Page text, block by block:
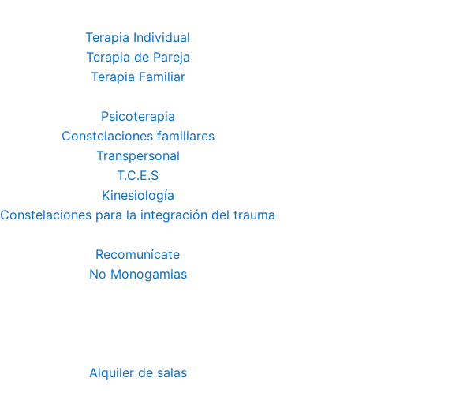
Terapia Individual
Terapia de Pareja
Terapia Familiar
Psicoterapia
Constelaciones familiares
Transpersonal
T.C.E.S
Kinesiología
Constelaciones para la integración del trauma
Recomunícate
No Monogamias
Alquiler de salas